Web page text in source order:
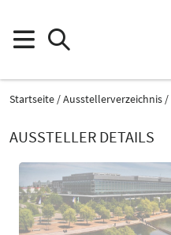
Startseite Ausstellerverzeichnis
AUSSTELLER DETAILS